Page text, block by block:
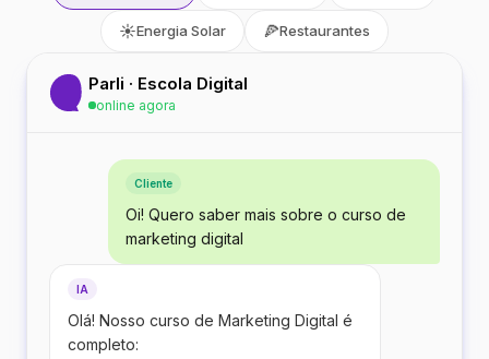
☀️Energia Solar 🍕Restaurantes
Parli · Escola Digital
online agora
Cliente
Oi! Quero saber mais sobre o curso de
marketing digital
IA
Olá! Nosso curso de Marketing Digital é
completo: